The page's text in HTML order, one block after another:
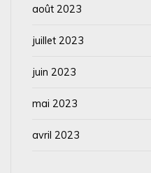
août 2023
juillet 2023
juin 2023
mai 2023
avril 2023